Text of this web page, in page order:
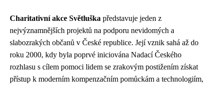
Charitativní akce Světluška představuje jeden z
nejvýznamnějších projektů na podporu nevidomých a
slabozrakých občanů v České republice. Její vznik sahá až do
roku 2000, kdy byla poprvé iniciována Nadací Českého
rozhlasu s cílem pomoci lidem se zrakovým postižením získat
přístup k moderním kompenzačním pomůckám a technologiím,